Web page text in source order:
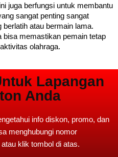
juga berfungsi untuk membantu
sangat penting sangat
berlatih atau bermain lama.
bisa memastikan pemain tetap
olahraga.
Lapangan
Anda
info diskon, promo, dan
menghubungi nomor
atau klik tombol di atas.